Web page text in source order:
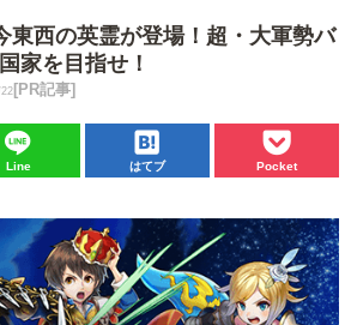
東西の英霊が登場！超・大軍勢バ
家を目指せ！
[PR記事]
Line はてブ Pocket